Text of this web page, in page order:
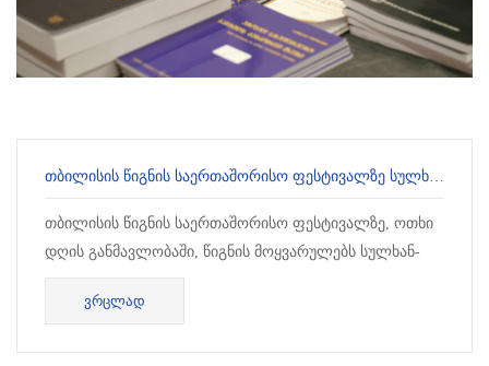
ᲗᲑᲘᲚᲘᲡᲘᲡ ᲬᲘᲒᲜᲘᲡ ᲡᲐᲔᲠᲗᲐᲨᲝᲠᲘᲡᲝ ᲤᲔᲡᲢᲘᲕᲐᲚᲖᲔ ᲡᲣᲚᲮᲐᲜ-ᲡᲐᲑᲐ ᲝᲠᲑᲔᲚᲘᲐᲜᲘᲡ ᲒᲐᲛᲝᲛᲪᲔᲛᲚᲝᲑᲘᲡ ᲬᲘᲒᲜᲔᲑᲘ ᲬᲐᲠᲐᲓᲒᲘᲜᲔᲡ
თბილისის წიგნის საერთაშორისო ფესტივალზე, ოთხი
დღის განმავლობაში, წიგნის მოყვარულებს სულხან-
საბა ორბელიანის უნივერსიტეტის გამომცემლობის
წიგნების შეძენის შესაძლებლობა ჰქ...
ᲕᲠᲪᲚᲐᲓ